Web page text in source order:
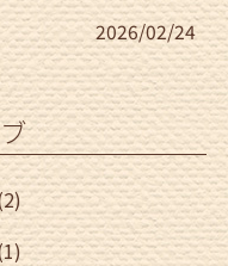
2026/02/24